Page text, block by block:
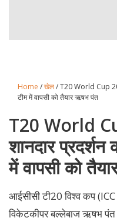
Home /खेल/ T20 World Cup
टीम में वापसी को तैयार ऋषभ पंत
T20 World
शानदार प्रदर्शन
में वापसी को
आईसीसी टी20 विश्व कप
विकेटकीपर बल्लेबाज ऋषभ